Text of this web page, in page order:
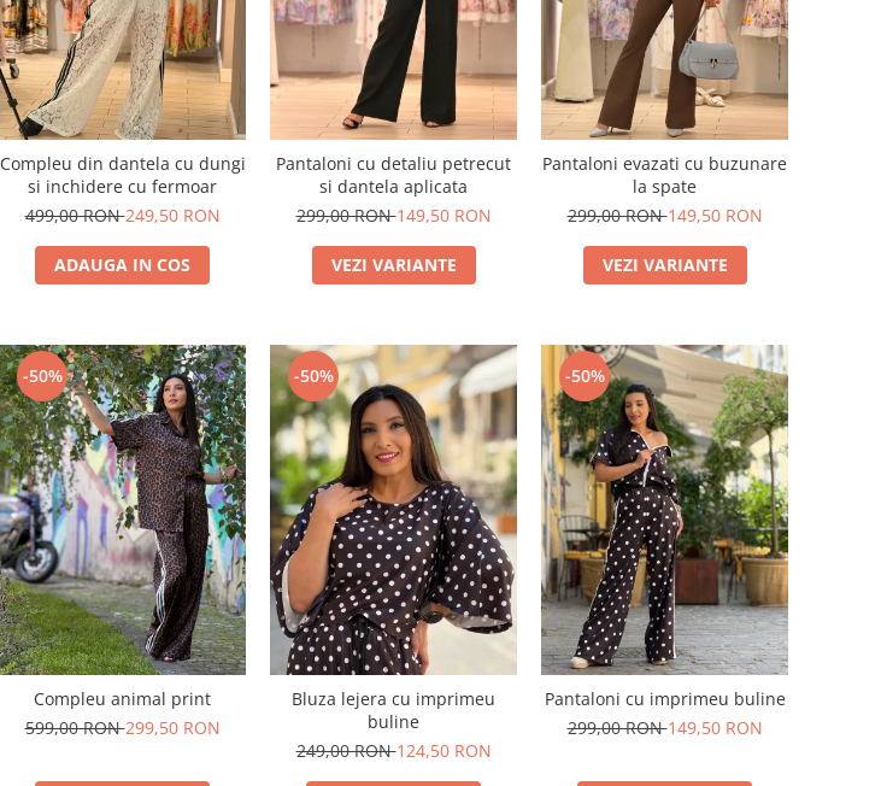
Compleu din dantela cu dungi
si inchidere cu fermoar
499,00 RON249,50 RON
ADAUGA IN COS
Pantaloni cu detaliu petrecut
si dantela aplicata
299,00 RON149,50 RON
VEZI VARIANTE
Pantaloni evazati cu buzunare
la spate
299,00 RON149,50 RON
VEZI VARIANTE
-50%
Compleu animal print
599,00 RON299,50 RON
-50%
Bluza lejera cu imprimeu
buline
249,00 RON124,50 RON
-50%
Pantaloni cu imprimeu buline
299,00 RON149,50 RON